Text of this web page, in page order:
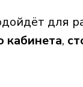
для
кабинета,